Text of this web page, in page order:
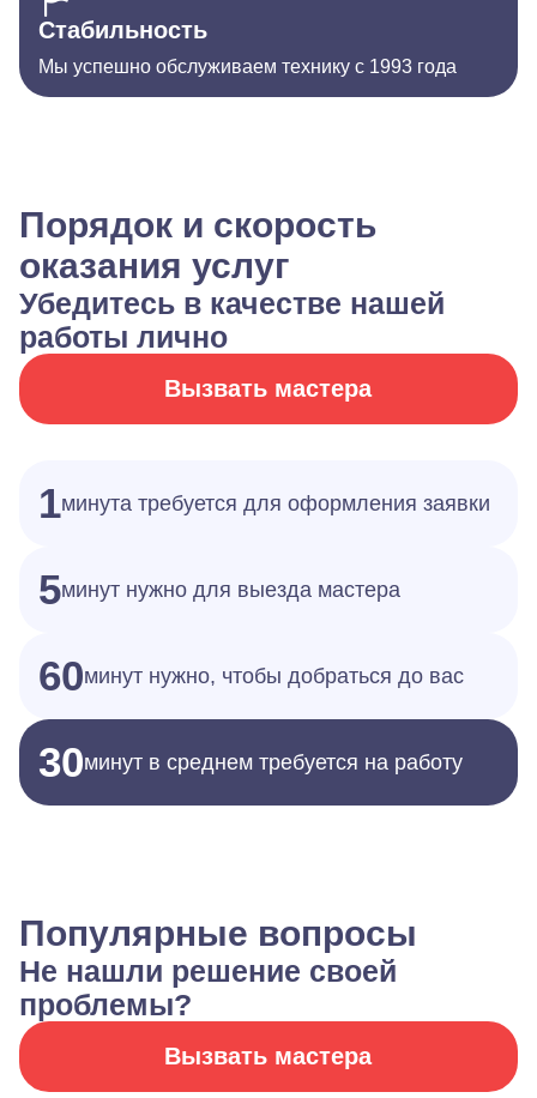
Стабильность
Мы успешно обслуживаем технику с 1993 года
Порядок и скорость
оказания услуг
Убедитесь в качестве нашей
работы лично
Вызвать мастера
1минута требуется для оформления заявки
5минут нужно для выезда мастера
60минут нужно, чтобы добраться до вас
30минут в среднем требуется на работу
Популярные вопросы
Не нашли решение своей
проблемы?
Вызвать мастера